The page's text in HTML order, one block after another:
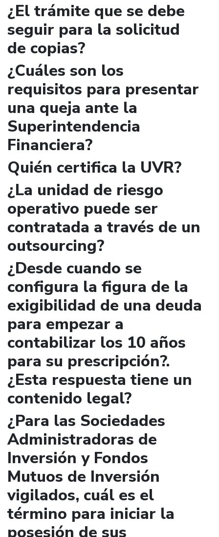
¿El trámite que se debe
seguir para la solicitud
de copias?
¿Cuáles son los
requisitos para presentar
una queja ante la
Superintendencia
Financiera?
Quién certifica la UVR?
¿La unidad de riesgo
operativo puede ser
contratada a través de un
outsourcing?
¿Desde cuando se
configura la figura de la
exigibilidad de una deuda
para empezar a
contabilizar los 10 años
para su prescripción?.
¿Esta respuesta tiene un
contenido legal?
¿Para las Sociedades
Administradoras de
Inversión y Fondos
Mutuos de Inversión
vigilados, cuál es el
término para iniciar la
posesión de sus